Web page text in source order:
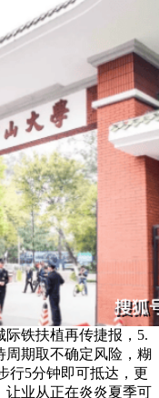
铁扶植再传捷报，5.
周期取不确定风险，糊
行5分钟即可抵达，更
让业从正在炎炎夏季可